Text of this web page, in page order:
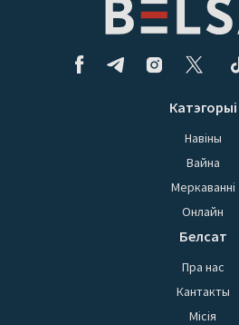
Катэгорыі
Навіны
Вайна
Меркаванні
Онлайн
Белсат
Пра нас
Кантакты
Місія